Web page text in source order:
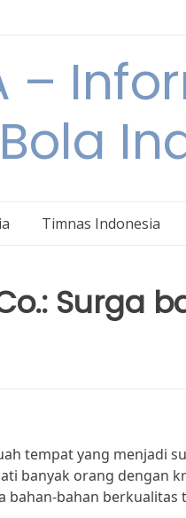
–
Bola
Timnas Indonesia
Surga
tempat yang menjadi
banyak orang dengan
bahan berkualitas